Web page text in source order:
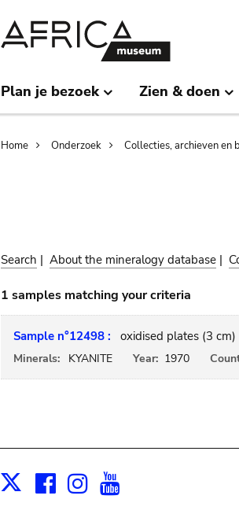
Plan je bezoek Zien & doen
Breadcrumb
Home Onderzoek Collecties, archieven en
Search | About the mineralogy database |
1 samples matching your criteria
Sample n°12498 : oxidised plates (3 cm)
Minerals: KYANITE Year: 1970
X Facebook
Instagram